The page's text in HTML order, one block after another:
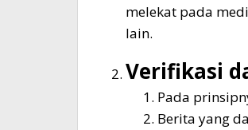
melekat pada
lain.
Verifikasi
Pada
Berita yang